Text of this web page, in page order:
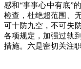
感和“事事心中有底”
检查，杜绝超范围、
可十防九空，不可失
各项规定，加强过轨
措施。六是密切关注